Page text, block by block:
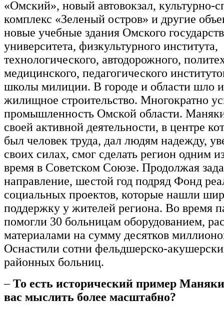
«Омский», новый автовокзал, культурно-
комплекс «Зеленый остров» и другие
новые учебные здания Омского
университета, физкультурного института,
технологического, автодорожного,
медицинского, педагогического
школы милиции. В городе и области шло
жилищное строительство. Многократно
промышленность Омской области.
своей активной деятельности, в центре
был человек труда, дал людям надежду,
своих силах, смог сделать регион одним
время в Советском Союзе. Продолжая
направление, шестой год подряд Фонд
социальных проектов, которые нашли
поддержку у жителей региона. Во время
помогли 30 больницам оборудованием,
материалами на сумму десятков
Оснастили сотни фельдшерско-
районных больниц.
–То есть исторический пример
вас мыслить более масштабно?